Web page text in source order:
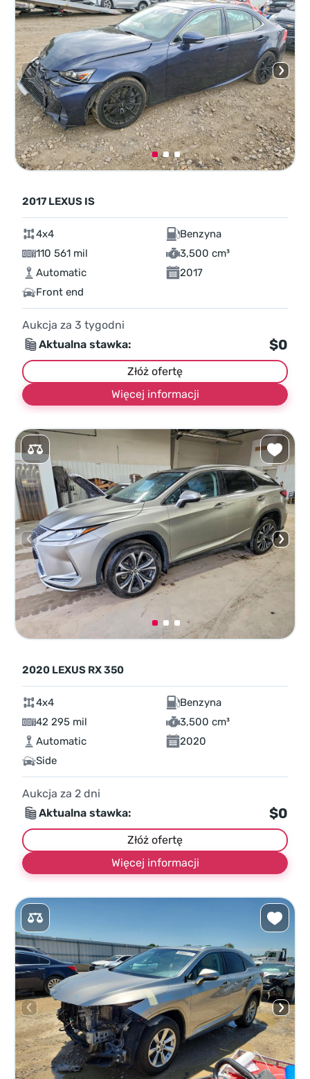
2017 LEXUS IS
4x4
Benzyna
110 561 mil
3,500 cm³
Automatic
2017
Front end
Aukcja za 3 tygodni
Aktualna stawka:
$0
Złóż ofertę
Więcej informacji
2020 LEXUS RX 350
4x4
Benzyna
42 295 mil
3,500 cm³
Automatic
2020
Side
Aukcja za 2 dni
Aktualna stawka:
$0
Złóż ofertę
Więcej informacji